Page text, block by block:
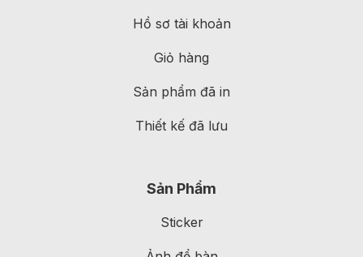
Hồ sơ tài khoản
Giỏ hàng
Sản phẩm đã in
Thiết kế đã lưu
Sản Phẩm
Sticker